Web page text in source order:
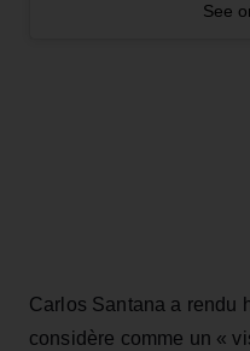
See
Carlos Santana a rendu
considère comme un «